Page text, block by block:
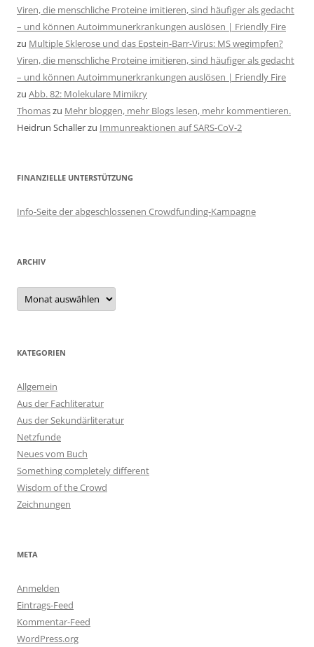
Viren, die menschliche Proteine imitieren, sind häufiger als gedacht
– und können Autoimmunerkrankungen auslösen | Friendly Fire
zu Multiple Sklerose und das Epstein-Barr-Virus: MS wegimpfen?
Viren, die menschliche Proteine imitieren, sind häufiger als gedacht
– und können Autoimmunerkrankungen auslösen | Friendly Fire
zu Abb. 82: Molekulare Mimikry
Thomaszu Mehr bloggen, mehr Blogs lesen, mehr kommentieren.
Heidrun Schallerzu Immunreaktionen auf SARS-CoV-2
FINANZIELLE UNTERSTÜTZUNG
Info-Seite der abgeschlossenen Crowdfunding-Kampagne
ARCHIV
Archiv
KATEGORIEN
Allgemein
Aus der Fachliteratur
Aus der Sekundärliteratur
Netzfunde
Neues vom Buch
Something completely different
Wisdom of the Crowd
Zeichnungen
META
Anmelden
Eintrags-Feed
Kommentar-Feed
WordPress.org